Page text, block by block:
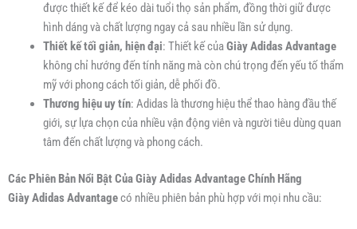
được thiết kế để kéo dài tuổi thọ sản phẩm, đồng thời giữ được
hình dáng và chất lượng ngay cả sau nhiều lần sử dụng.
Thiết kế tối giản, hiện đại: Thiết kế củaGiày Adidas Advantage
không chỉ hướng đến tính năng mà còn chú trọng đến yếu tố thẩm
mỹ với phong cách tối giản, dễ phối đồ.
Thương hiệu uy tín: Adidas là thương hiệu thể thao hàng đầu thế
giới, sự lựa chọn của nhiều vận động viên và người tiêu dùng quan
tâm đến chất lượng và phong cách.
Các Phiên Bản Nổi Bật Của Giày Adidas Advantage Chính Hãng
Giày Adidas Advantagecó nhiều phiên bản phù hợp với mọi nhu cầu: